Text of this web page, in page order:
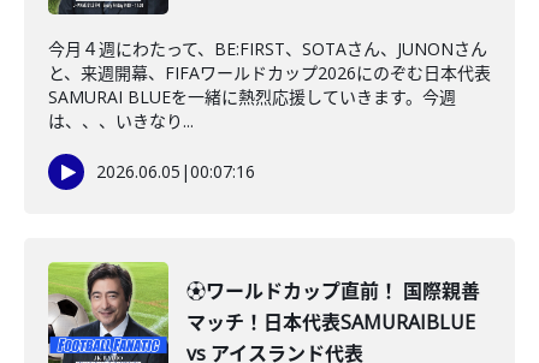
今月４週にわたって、BE:FIRST、SOTAさん、JUNONさん
と、来週開幕、FIFAワールドカップ2026にのぞむ日本代表
SAMURAI BLUEを一緒に熱烈応援していきます。今週
は、、、いきなり...
2026.06.05 |00:07:16
⚽ワールドカップ直前！ 国際親善
マッチ！日本代表SAMURAIBLUE
vs アイスランド代表